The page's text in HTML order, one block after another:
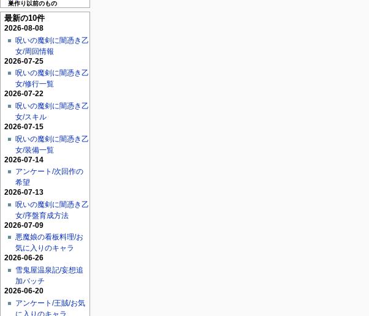
巣作り以前のもの
最新の10件
2026-08-08
呪いの魔剣に闇憑き乙
女/周回情報
2026-07-25
呪いの魔剣に闇憑き乙
女/修行一覧
2026-07-22
呪いの魔剣に闇憑き乙
女/スキル
2026-07-15
呪いの魔剣に闇憑き乙
女/装備一覧
2026-07-14
アンケート/次回作の
希望
2026-07-13
呪いの魔剣に闇憑き乙
女/序盤育成方法
2026-07-09
悪魔娘の看板料理/お
気に入りのキャラ
2026-06-26
雪鬼屋温泉記/妄想追
加パッチ
2026-06-20
アンケート/王賊/お気
に入りのキャラ